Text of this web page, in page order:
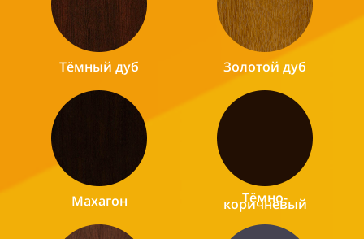
Тёмный дуб Золотой дуб
Махагон Тёмно-
коричневый